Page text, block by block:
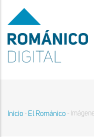
contenido
principal
Sobrescribir
Inicio - El Románico -